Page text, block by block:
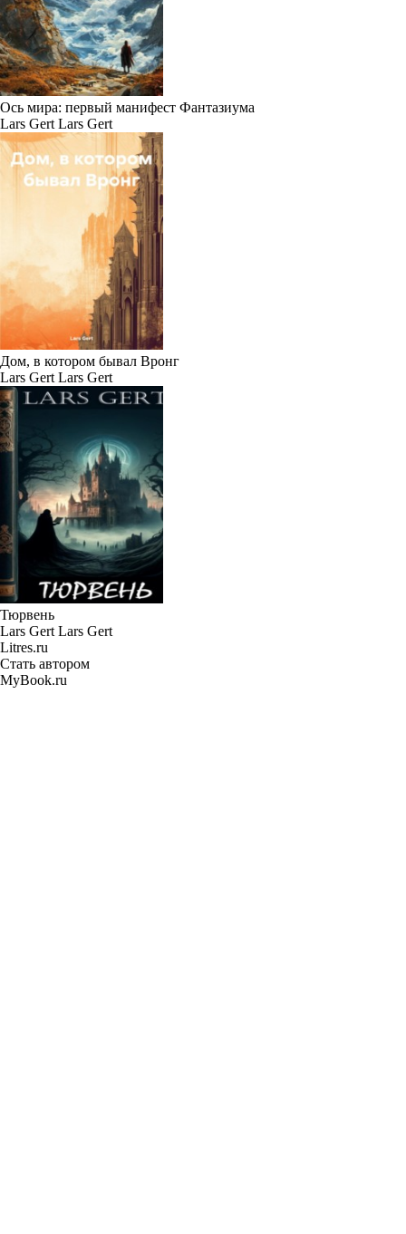
Ось мира: первый манифест Фантазиума
Lars Gert Lars Gert
Дом, в котором бывал Вронг
Lars Gert Lars Gert
Тюрвень
Lars Gert Lars Gert
Litres.ru
Стать автором
MyBook.ru